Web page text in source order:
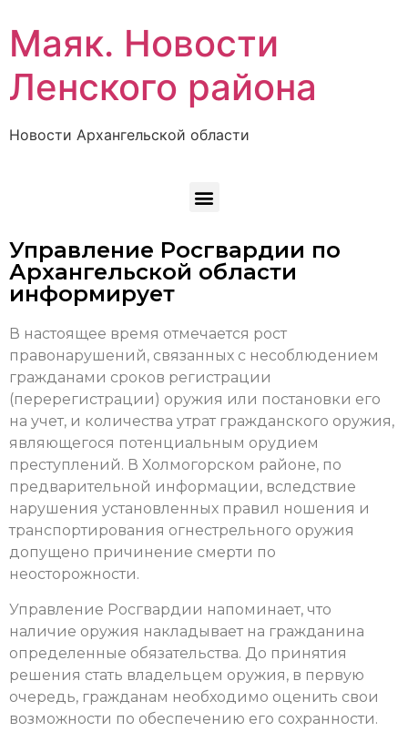
Маяк. Новости
Ленского района
Новости Архангельской области
Управление Росгвардии по
Архангельской области
информирует
В настоящее время отмечается рост
правонарушений, связанных с несоблюдением
гражданами сроков регистрации
(перерегистрации) оружия или постановки его
на учет, и количества утрат гражданского оружия,
являющегося потенциальным орудием
преступлений. В Холмогорском районе, по
предварительной информации, вследствие
нарушения установленных правил ношения и
транспортирования огнестрельного оружия
допущено причинение смерти по
неосторожности.
Управление Росгвардии напоминает, что
наличие оружия накладывает на гражданина
определенные обязательства. До принятия
решения стать владельцем оружия, в первую
очередь, гражданам необходимо оценить свои
возможности по обеспечению его сохранности.